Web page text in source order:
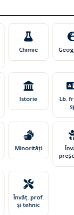
Chimie
Istorie
Lb.
Minorități
Învăț. prof.
și tehnic